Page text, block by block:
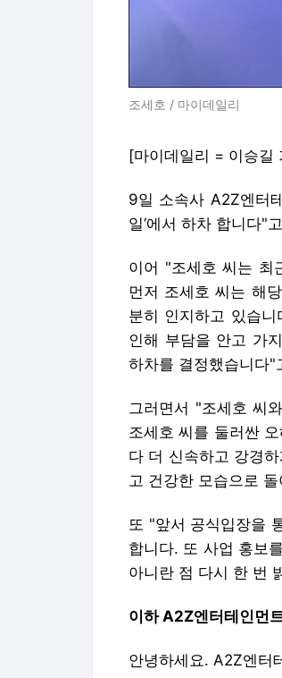
조세호 / 마이데일리
[마이데일리 = 이승길
9일 소속사 A2Z엔터
일‘에서 하차 합니다"
이어 "조세호 씨는 최
먼저 조세호 씨는 해
분히 인지하고 있습
인해 부담을 안고 가
하차를 결정했습니다"
그러면서 "조세호 씨
조세호 씨를 둘러싼
다 더 신속하고 강경
고 건강한 모습으로
또 "앞서 공식입장을
합니다. 또 사업 홍보
아니란 점 다시 한 번
이하 A2Z엔터테인먼
안녕하세요. A2Z엔터